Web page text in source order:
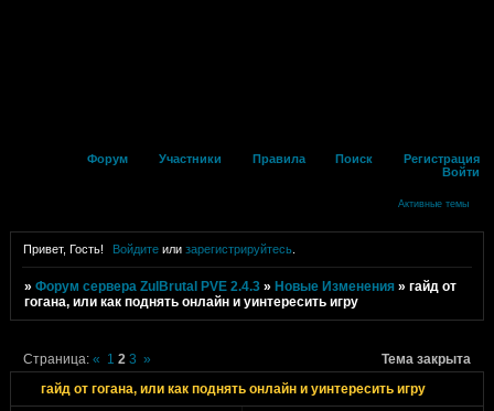
Форум Участники Правила Поиск
Регистрация
Войти
Активные темы
Привет, Гость! Войдите илизарегистрируйтесь
»Форум сервера ZulBrutal PVE 2.4.3 »Новые Изменения »гайд от
гогана, или как поднять онлайн и уинтересить игру
гайд от гогана, или как поднять онлайн и уинтересить игру
Страница:« 1 2 3 » Тема закрыта